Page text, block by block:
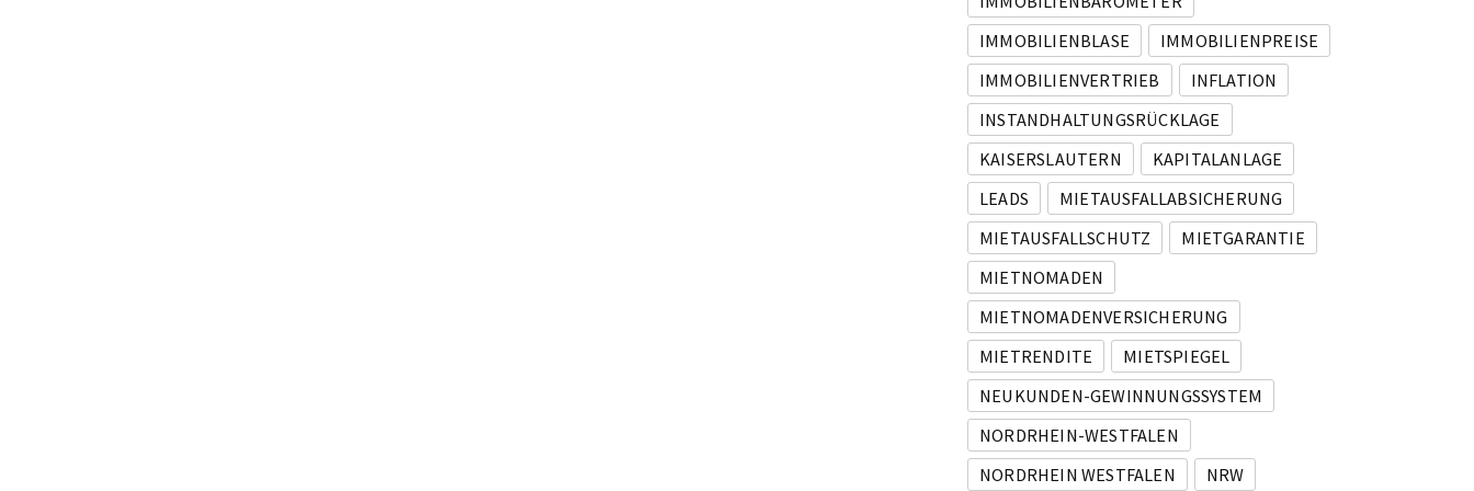
IMMOBILIENBLASE
IMMOBILIENPREISE
IMMOBILIENVERTRIEB
INFLATION
INSTANDHALTUNGSRÜCKLAGE
KAISERSLAUTERN
KAPITALANLAGE
LEADS
MIETAUSFALLABSICHERUNG
MIETAUSFALLSCHUTZ
MIETGARANTIE
MIETNOMADEN
MIETNOMADENVERSICHERUNG
MIETRENDITE
MIETSPIEGEL
NEUKUNDEN-GEWINNUNGSSYSTEM
NORDRHEIN-WESTFALEN
NORDRHEIN WESTFALEN
NRW